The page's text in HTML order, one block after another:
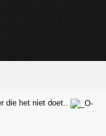
die het niet doet..